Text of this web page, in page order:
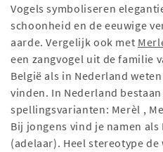
Vogels symboliseren
schoonheid en de eeuwige
aarde. Vergelijk ook met
een zangvogel uit de familie
België als in Nederland
vinden. In Nederland
spellingsvarianten: Merèl ,
Bij jongens vind je namen
(adelaar). Heel stereotype